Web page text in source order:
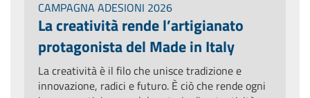
CAMPAGNA ADESIONI 2026
La creatività rende l’artigianato
protagonista del Made in Italy
La creatività è il filo che unisce tradizione e
innovazione, radici e futuro. È ciò che rende ogni